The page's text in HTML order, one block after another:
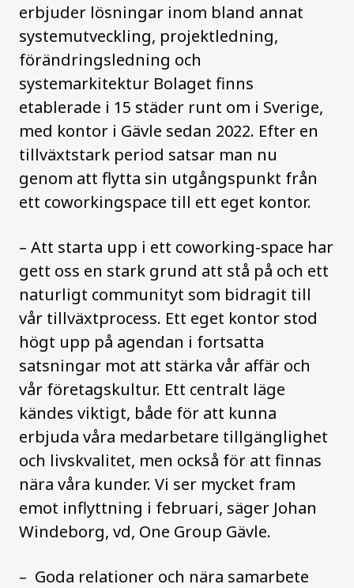
erbjuder lösningar inom bland annat
systemutveckling, projektledning,
förändringsledning och
systemarkitektur Bolaget finns
etablerade i 15 städer runt om i Sverige,
med kontor i Gävle sedan 2022. Efter en
tillväxtstark period satsar man nu
genom att flytta sin utgångspunkt från
ett coworkingspace till ett eget kontor.
– Att starta upp i ett coworking-space har
gett oss en stark grund att stå på och ett
naturligt communityt som bidragit till
vår tillväxtprocess. Ett eget kontor stod
högt upp på agendan i fortsatta
satsningar mot att stärka vår affär och
vår företagskultur. Ett centralt läge
kändes viktigt, både för att kunna
erbjuda våra medarbetare tillgänglighet
och livskvalitet, men också för att finnas
nära våra kunder. Vi ser mycket fram
emot inflyttning i februari, säger Johan
Windeborg, vd, One Group Gävle.
– Goda relationer och nära samarbete